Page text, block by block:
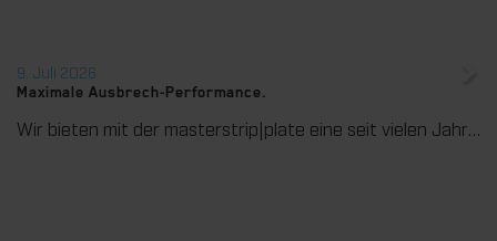
9. Juli 2026
Maximale Ausbrech-Performance.
Wir bieten mit der masterstrip|plate eine seit vielen Jahren bewährte Lösung für maximale Prozesssicherheit beim Ausbrechen. Das speziell entwickelte Ausbrechoberteil ermöglicht einen stabilen, sauberen und effizienten Ausbrechprozess auch bei anspruchsvollen Anwendungen.